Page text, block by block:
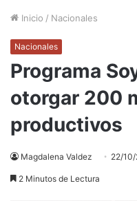
Inicio / Nacionales
Nacionales
Programa
otorgar 200
productivos
Magdalena Valdez 22/
2 Minutos de Lectura